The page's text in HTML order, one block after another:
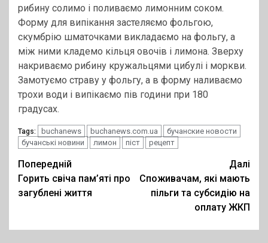
рибину солимо і поливаємо лимонним соком.
Форму для випікання застеляємо фольгою,
скумбрію шматочками викладаємо на фольгу, а
між ними кладемо кільця овочів і лимона. Зверху
накриваємо рибину кружальцями цибулі і моркви.
Замотуємо страву у фольгу, а в форму наливаємо
трохи води і випікаємо пів години при 180
градусах.
Tags: buchanews buchanews.com.ua
бучанские новости
бучанські новини
лимон піст рецепт
Post
navigation
Попередній
Горить свіча пам’яті про
загублені життя
Далі
Споживачам, які мають
пільги та субсидію на
оплату ЖКП